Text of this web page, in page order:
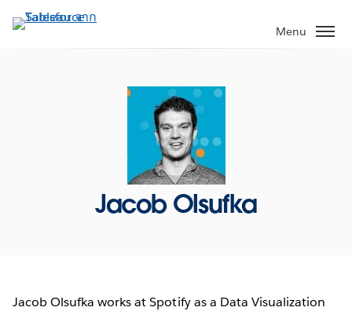
ไป
Menu
Jacob Olsufka
Jacob Olsufka works at Spotify as a Data Visualization